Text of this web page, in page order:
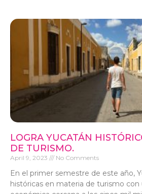
LOGRA YUCATÁN
DE TURISMO.
April 9, 2023 No Comments
En el primer semestre de este año,
históricas en materia de turismo con